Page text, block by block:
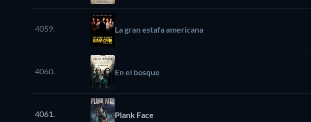
4059. La gran estafa americana
4060. En el bosque
4061. Plank Face